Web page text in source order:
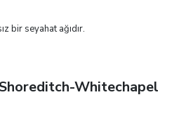
bir seyahat ağıdır.
Whitechapel